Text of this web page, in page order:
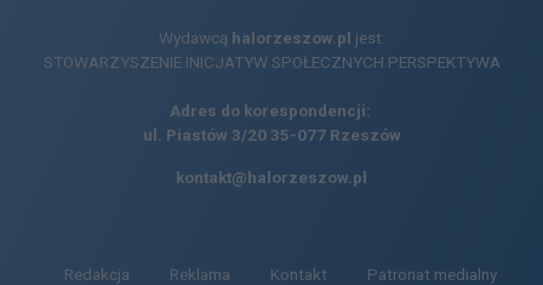
Wydawcą halorzeszow.pl jest:
STOWARZYSZENIE INICJATYW SPOŁECZNYCH PERSPEKTYWA
Adres do korespondencji:
ul. Piastów 3/20 35-077 Rzeszów
kontakt@halorzeszow.pl
Redakcja Reklama Kontakt
Patronat medialny